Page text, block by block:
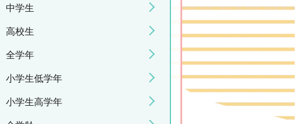
中学生
高校生
全学年
小学生低学年
小学生高学年